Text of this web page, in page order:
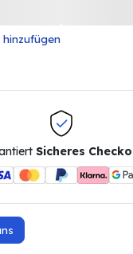
hinzufügen
Sicheres